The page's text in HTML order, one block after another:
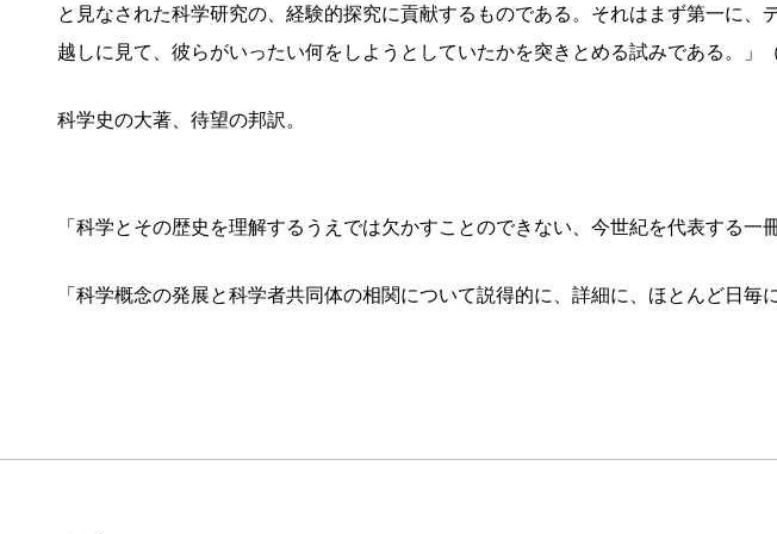
と見なされた科学研究の、経験的探究に貢献するものである。それはまず第一に
越しに見て、彼らがいったい何をしようとしていたかを突きとめる試みである。」
科学史の大著、待望の邦訳。
「科学とその歴史を理解するうえでは欠かすことのできない、今世紀を代表する
「科学概念の発展と科学者共同体の相関について説得的に、詳細に、ほとんど日